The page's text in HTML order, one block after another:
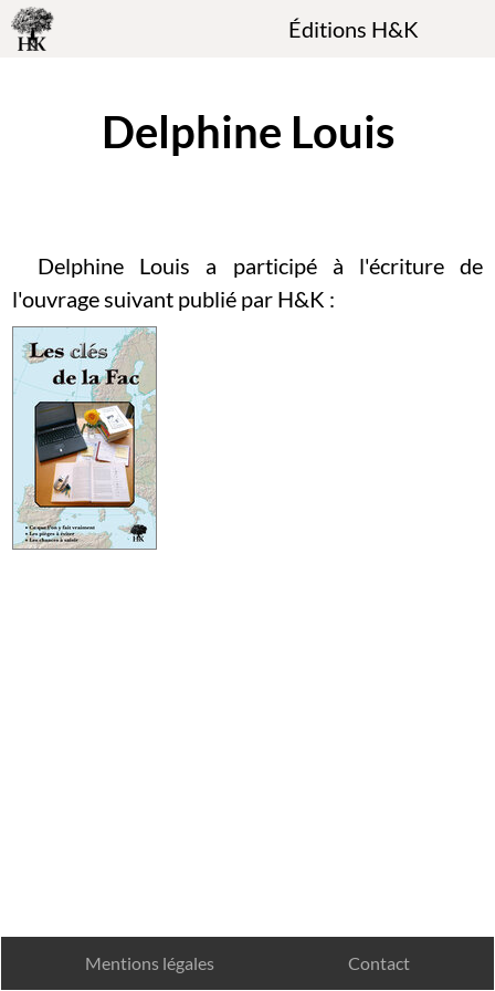
Éditions H&K
Delphine Louis
Delphine Louis a participé à l'écriture de
l'ouvrage suivant publié par H&K :
Mentions légales Contact